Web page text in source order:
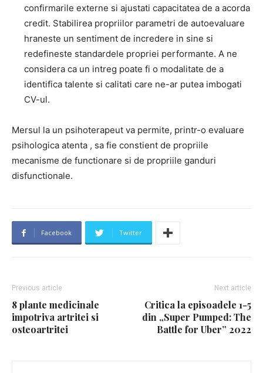
confirmarile externe si ajustati capacitatea de a acorda
credit. Stabilirea propriilor parametri de autoevaluare
hraneste un sentiment de incredere in sine si
redefineste standardele propriei performante. A ne
considera ca un intreg poate fi o modalitate de a
identifica talente si calitati care ne-ar putea imbogati
CV-ul.
Mersul la un psihoterapeut va permite, printr-o evaluare
psihologica atenta , sa fie constient de propriile
mecanisme de functionare si de propriile ganduri
disfunctionale.
Facebook Twitter
Previous article
8 plante medicinale
impotriva artritei si
osteoartritei
Next article
Critica la episoadele 1-5
din „Super Pumped: The
Battle for Uber” 2022